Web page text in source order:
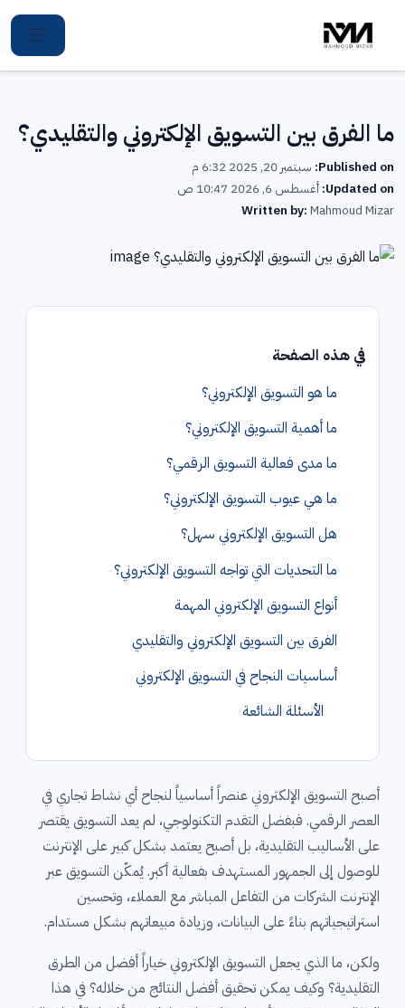
ما الفرق بين التسويق الإلكتروني والتقليدي؟
Published on: سبتمبر 20, 2025 6:32 م
Updated on: أغسطس 6, 2026 10:47 ص
Written by:Mahmoud Mizar
في هذه الصفحة
ما هو التسويق الإلكتروني؟
ما أهمية التسويق الإلكتروني؟
ما مدى فعالية التسويق الرقمي؟
ما هي عيوب التسويق الإلكتروني؟
هل التسويق الإلكتروني سهل؟
ما التحديات التي تواجه التسويق الإلكتروني؟
أنواع التسويق الإلكتروني المهمة
الفرق بين التسويق الإلكتروني والتقليدي
أساسيات النجاح في التسويق الإلكتروني
الأسئلة الشائعة
أصبح التسويق الإلكتروني عنصراً أساسياً لنجاح أي نشاط تجاري في
العصر الرقمي. فبفضل التقدم التكنولوجي، لم يعد التسويق يقتصر
على الأساليب التقليدية، بل أصبح يعتمد بشكل كبير على الإنترنت
للوصول إلى الجمهور المستهدف بفعالية أكبر. يُمكّن التسويق عبر
الإنترنت الشركات من التفاعل المباشر مع العملاء، وتحسين
استراتيجياتهم بناءً على البيانات، وزيادة مبيعاتهم بشكل مستدام.
ولكن، ما الذي يجعل التسويق الإلكتروني خياراً أفضل من الطرق
التقليدية؟ وكيف يمكن تحقيق أفضل النتائج من خلاله؟ في هذا